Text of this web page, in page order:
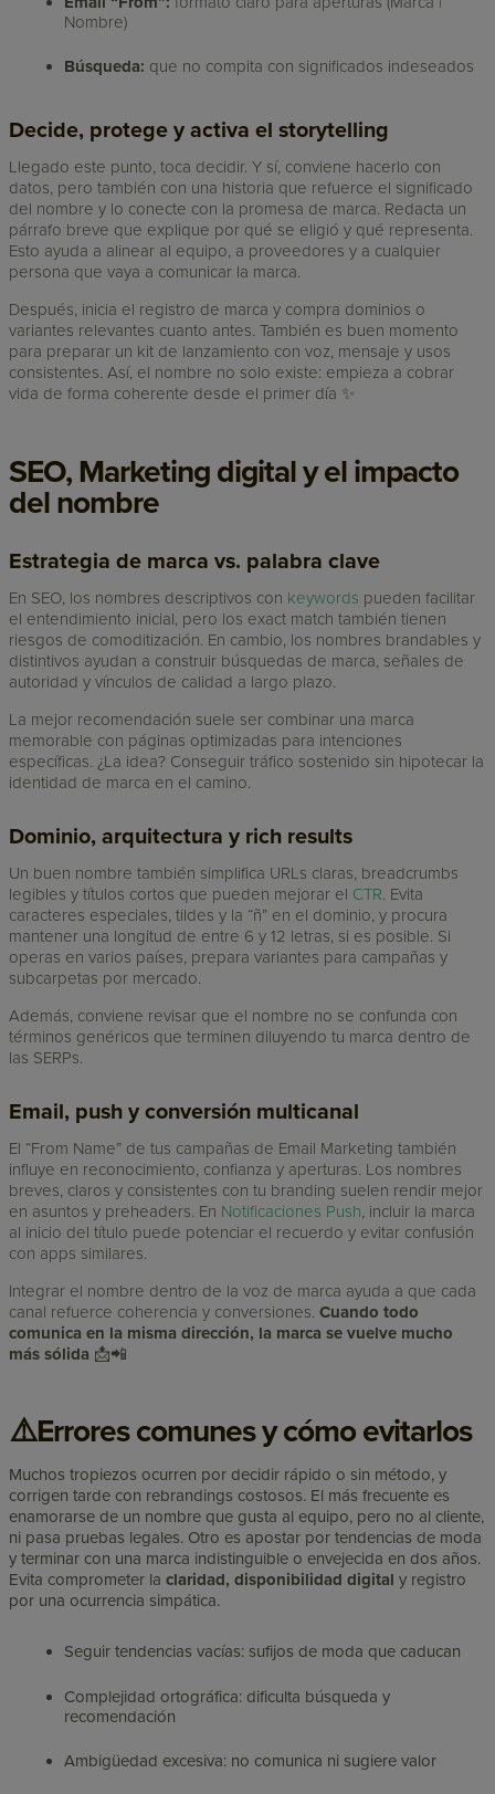
Nombre)
Búsqueda: que no compita con significados indeseados
Decide, protege y activa el storytelling
Llegado este punto, toca decidir. Y sí, conviene hacerlo con
datos, pero también con una historia que refuerce el significado
del nombre y lo conecte con la promesa de marca. Redacta un
párrafo breve que explique por qué se eligió y qué representa.
Esto ayuda a alinear al equipo, a proveedores y a cualquier
persona que vaya a comunicar la marca.
Después, inicia el registro de marca y compra dominios o
variantes relevantes cuanto antes. También es buen momento
para preparar un kit de lanzamiento con voz, mensaje y usos
consistentes. Así, el nombre no solo existe: empieza a cobrar
vida de forma coherente desde el primer día ✨
SEO, Marketing digital y el impacto
del nombre
Estrategia de marca vs. palabra clave
En SEO, los nombres descriptivos con keywords pueden facilitar
el entendimiento inicial, pero los exact match también tienen
riesgos de comoditización. En cambio, los nombres brandables y
distintivos ayudan a construir búsquedas de marca, señales de
autoridad y vínculos de calidad a largo plazo.
La mejor recomendación suele ser combinar una marca
memorable con páginas optimizadas para intenciones
específicas. ¿La idea? Conseguir tráfico sostenido sin hipotecar la
identidad de marca en el camino.
Dominio, arquitectura y rich results
Un buen nombre también simplifica URLs claras, breadcrumbs
legibles y títulos cortos que pueden mejorar el CTR. Evita
caracteres especiales, tildes y la “ñ” en el dominio, y procura
mantener una longitud de entre 6 y 12 letras, si es posible. Si
operas en varios países, prepara variantes para campañas y
subcarpetas por mercado.
Además, conviene revisar que el nombre no se confunda con
términos genéricos que terminen diluyendo tu marca dentro de
las SERPs.
Email, push y conversión multicanal
El “From Name” de tus campañas de Email Marketing también
influye en reconocimiento, confianza y aperturas. Los nombres
breves, claros y consistentes con tu branding suelen rendir mejor
en asuntos y preheaders. En Notificaciones Push, incluir la marca
al inicio del título puede potenciar el recuerdo y evitar confusión
con apps similares.
Integrar el nombre dentro de la voz de marca ayuda a que cada
canal refuerce coherencia y conversiones.Cuando todo
comunica en la misma dirección, la marca se vuelve mucho
más sólida 📩📲
⚠️Errores comunes y cómo evitarlos
Muchos tropiezos ocurren por decidir rápido o sin método, y
corrigen tarde con rebrandings costosos. El más frecuente es
enamorarse de un nombre que gusta al equipo, pero no al cliente,
ni pasa pruebas legales. Otro es apostar por tendencias de moda
y terminar con una marca indistinguible o envejecida en dos años.
Evita comprometer laclaridad, disponibilidad digital y registro
por una ocurrencia simpática.
Seguir tendencias vacías: sufijos de moda que caducan
Complejidad ortográfica: dificulta búsqueda y
recomendación
Ambigüedad excesiva: no comunica ni sugiere valor